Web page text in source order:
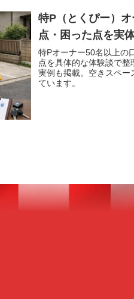
特P（とくぴー）
点・困った点を実
特Pオーナー50名以上の
点を具体的な体験談で
実例も掲載。空きスペー
ています。